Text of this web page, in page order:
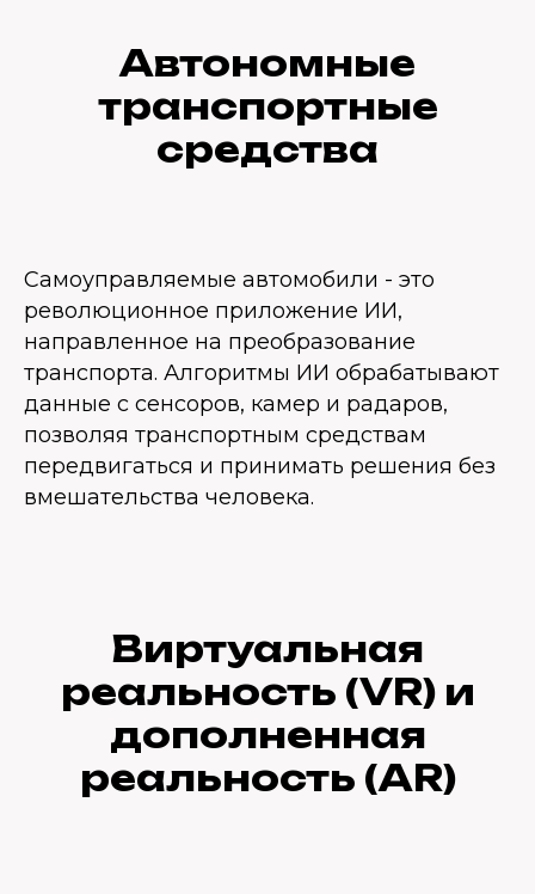
Автономные
транспортные
средства
Самоуправляемые автомобили - это
революционное приложение ИИ,
направленное на преобразование
транспорта. Алгоритмы ИИ обрабатывают
данные с сенсоров, камер и радаров,
позволяя транспортным средствам
передвигаться и принимать решения без
вмешательства человека.
Виртуальная
реальность (VR) и
дополненная
реальность (AR)